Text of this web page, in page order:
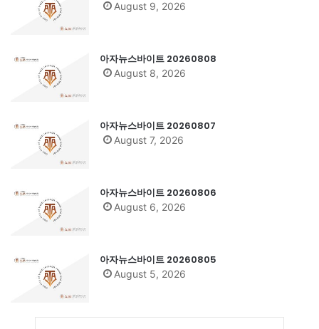
August 9, 2026
아자뉴스바이트 20260808
August 8, 2026
아자뉴스바이트 20260807
August 7, 2026
아자뉴스바이트 20260806
August 6, 2026
아자뉴스바이트 20260805
August 5, 2026